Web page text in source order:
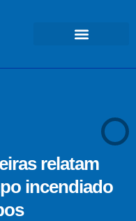
relatam
incendiado